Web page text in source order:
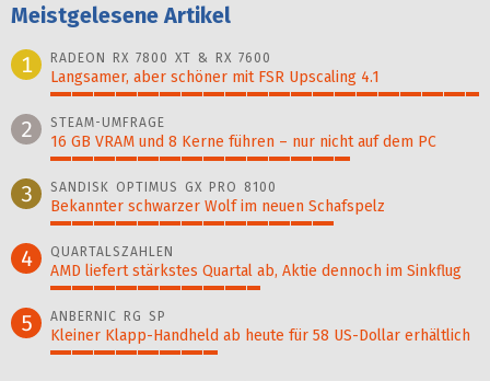
Meistgelesene Artikel
1
RADEON RX 7800 XT & RX 7600
Langsamer, aber schöner mit FSR Upscaling 4.1
2 STEAM-UMFRAGE
16 GB VRAM und 8 Kerne führen – nur nicht auf dem PC
3 SANDISK OPTIMUS GX PRO 8100
Bekannter schwarzer Wolf im neuen Schafspelz
4 QUARTALSZAHLEN
AMD liefert stärkstes Quartal ab, Aktie dennoch im Sinkflug
5 ANBERNIC RG SP
Kleiner Klapp-Hand­held ab heute für 58 US-Dollar er­hält­lich